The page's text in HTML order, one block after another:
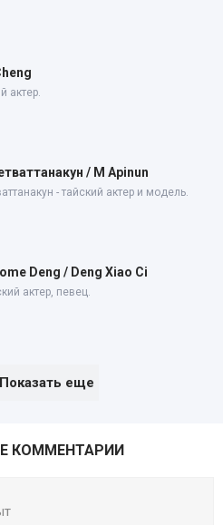
актер.
/ M Apinun
- тайский актер и модель.
Deng / Deng Xiao Ci
актер, певец.
Показать еще
КОММЕНТАРИИ